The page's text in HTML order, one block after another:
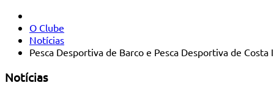
O Clube
Notícias
Pesca Desportiva de Barco e Pesca Desportiva de
Notícias